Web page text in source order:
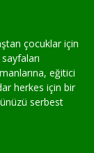
çocuklar için
eğitici
herkes için bir
serbest